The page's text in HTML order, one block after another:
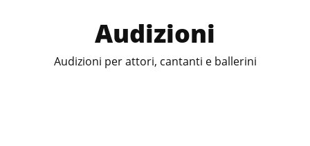
Audizioni
Audizioni per attori, cantanti e ballerini